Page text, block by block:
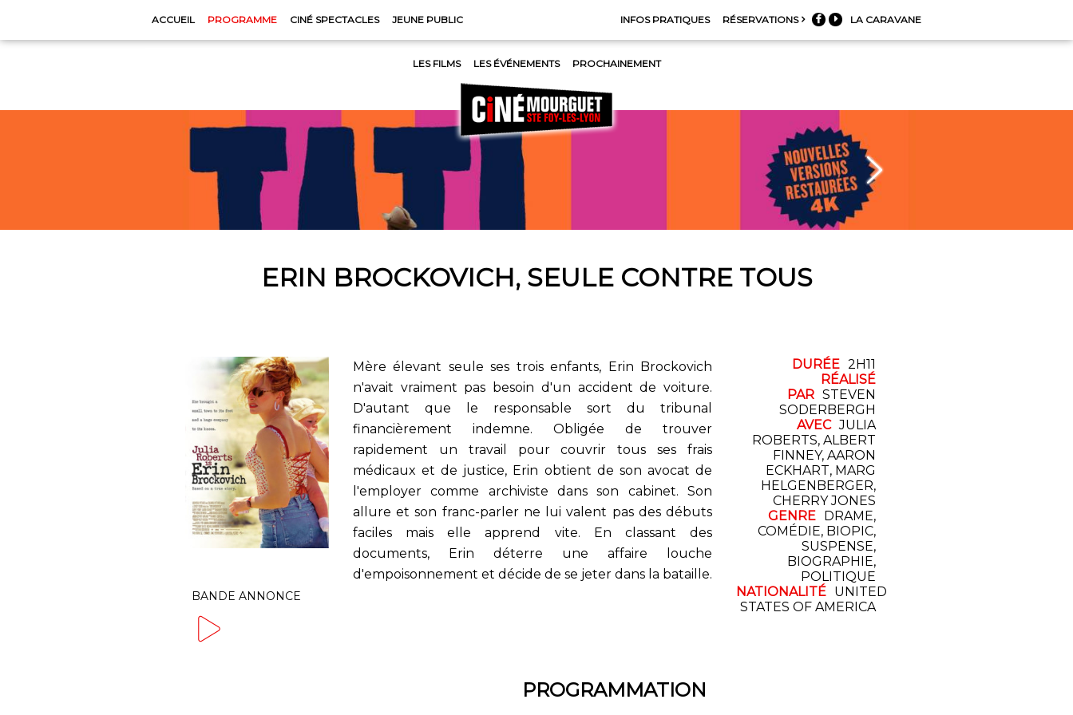
ACCUEIL PROGRAMME
LES FILMS LES ÉVÉNEMENTS PROCHAINEMENT
CINÉ SPECTACLES JEUNE PUBLIC INFOS PRATIQUES RÉSERVATIONS   LA CARAVANE
ERIN BROCKOVICH, SEULE CONTRE TOUS
BANDE ANNONCE
Mère élevant seule ses trois enfants, Erin Brockovich
n'avait vraiment pas besoin d'un accident de voiture.
D'autant que le responsable sort du tribunal
financièrement indemne. Obligée de trouver
rapidement un travail pour couvrir tous ses frais
médicaux et de justice, Erin obtient de son avocat de
l'employer comme archiviste dans son cabinet. Son
allure et son franc-parler ne lui valent pas des débuts
faciles mais elle apprend vite. En classant des
documents, Erin déterre une affaire louche
d'empoisonnement et décide de se jeter dans la bataille.
DURÉE 2H11
RÉALISÉ
PAR STEVEN
SODERBERGH
AVEC JULIA
ROBERTS, ALBERT
FINNEY, AARON
ECKHART, MARG
HELGENBERGER,
CHERRY JONES
GENRE DRAME,
COMÉDIE, BIOPIC,
SUSPENSE,
BIOGRAPHIE,
POLITIQUE
NATIONALITÉ UNITED
STATES OF AMERICA
PROGRAMMATION